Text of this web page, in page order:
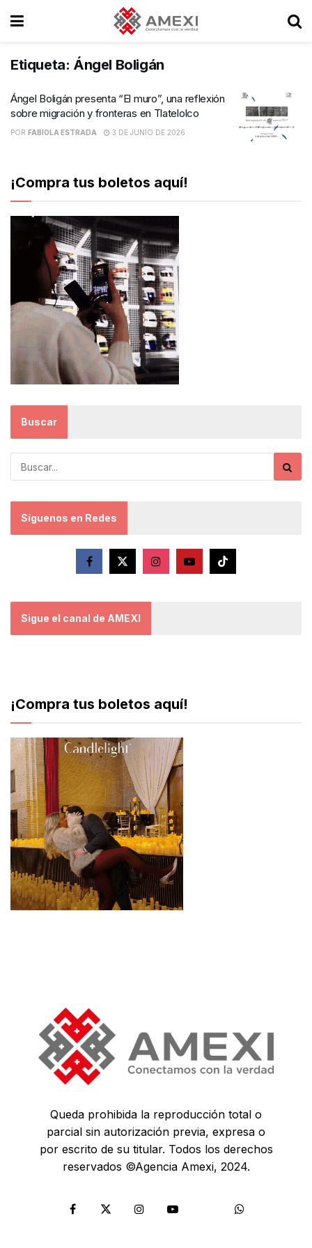
Etiqueta: Ángel Boligán
Ángel Boligán presenta “El muro”, una reflexión
sobre migración y fronteras en Tlatelolco
POR FABIOLA ESTRADA 3 DE JUNIO DE 2026
¡Compra tus boletos aquí!
Buscar
Síguenos en Redes
Sigue el canal de AMEXI
¡Compra tus boletos aquí!
Queda prohibida la reproducción total o
parcial sin autorización previa, expresa o
por escrito de su titular. Todos los derechos
reservados ©Agencia Amexi, 2024.